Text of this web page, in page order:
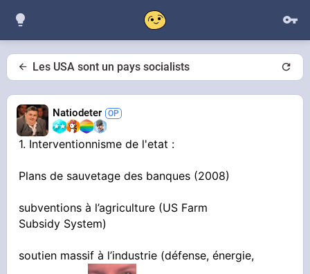
Les USA sont un pays socialists
Natiodeter
1. Interventionnisme de l'etat :
Plans de sauvetage des banques (2008)
subventions à l’agriculture (US Farm
Subsidy System)
soutien massif à l’industrie (défense, énergie,